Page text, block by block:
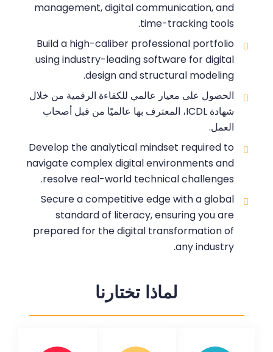
management, digital communication, and
time-tracking tools.
Build a high-caliber professional portfolio
using industry-leading software for digital
design and structural modeling.
الحصول على معيار عالمي للكفاءة الرقمية من خلال
شهادة ICDL، المعترف بها عالميًا من قبل أصحاب
العمل.
Develop the analytical mindset required to
navigate complex digital environments and
resolve real-world technical challenges.
Secure a competitive edge with a global
standard of literacy, ensuring you are
prepared for the digital transformation of
any industry.
لماذا تختارنا